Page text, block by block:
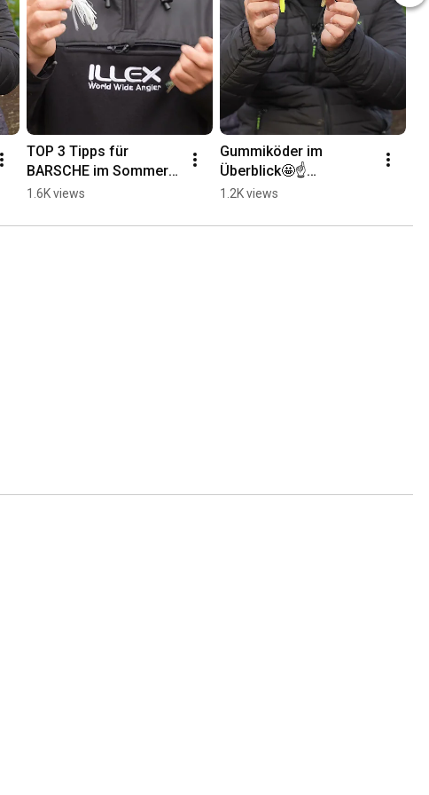
TOP 3 Tipps für
BARSCHE im Sommer!
☝️🤩
1.6K views
Gummiköder im
Überblick🤩☝️
#gummiköder#angeln
1.2K views